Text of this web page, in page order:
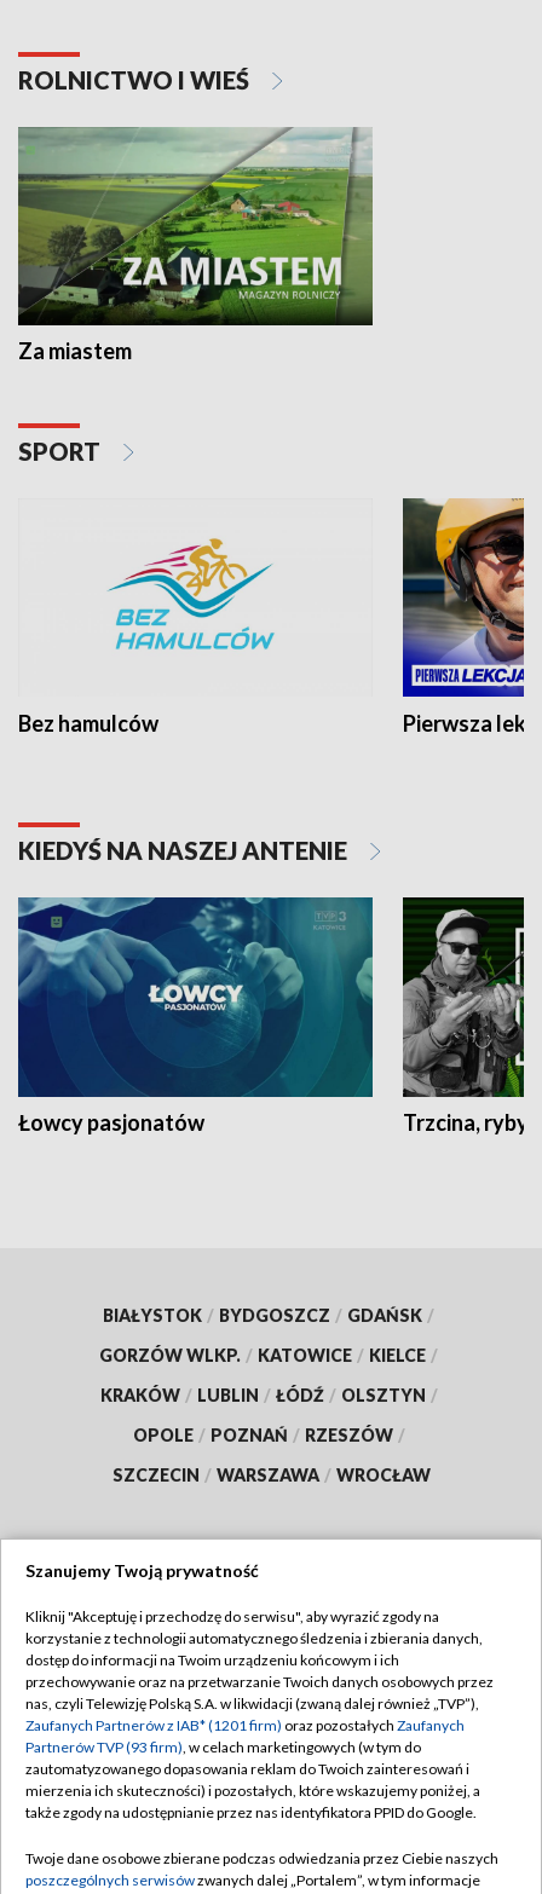
ROLNICTWO I WIEŚ
Za miastem
SPORT
Bez hamulców Pierwsza
KIEDYŚ NA NASZEJ ANTENIE
Łowcy pasjonatów Trzcina, ryby
BIAŁYSTOK / BYDGOSZCZ / GDAŃSK /
GORZÓW WLKP. / KATOWICE / KIELCE /
KRAKÓW / LUBLIN / ŁÓDŹ / OLSZTYN /
OPOLE / POZNAŃ / RZESZÓW /
SZCZECIN / WARSZAWA / WROCŁAW
TVP
Abonament TVP
Emisja w TVP
Centrum informacji TVP
Naziemna Telewizja Cyfrowa
Rada Programowa
Regulamin TVP
Polityka prywatności
Moje zgody
Pomoc
Kontakt
Szanujemy Twoją prywatność
Kliknij "Akceptuję i przechodzę do serwisu", aby wyrazić zgody na
korzystanie z technologii automatycznego śledzenia i zbierania danych,
dostęp do informacji na Twoim urządzeniu końcowym i ich
przechowywanie oraz na przetwarzanie Twoich danych osobowych przez
nas, czyli Telewizję Polską S.A. w likwidacji (zwaną dalej również „TVP”),
Zaufanych Partnerów z IAB* (1201 firm) oraz pozostałych Zaufanych
Partnerów TVP (93 firm), w celach marketingowych (w tym do
zautomatyzowanego dopasowania reklam do Twoich zainteresowań i
mierzenia ich skuteczności) i pozostałych, które wskazujemy poniżej, a
także zgody na udostępnianie przez nas identyfikatora PPID do Google.
Twoje dane osobowe zbierane podczas odwiedzania przez Ciebie naszych
poszczególnych serwisówzwanych dalej „Portalem”, w tym informacje